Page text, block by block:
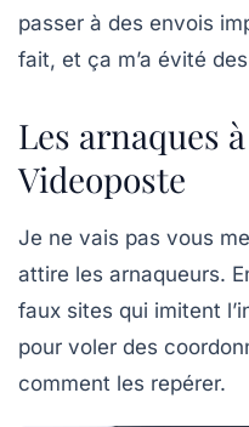
passer à des envois
fait, et ça m’a évité
Les arnaques
Videoposte
Je ne vais pas vous
attire les arnaqueurs.
faux sites qui imitent
pour voler des
comment les repérer.